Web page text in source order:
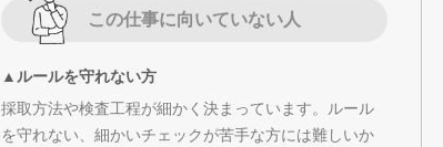
この仕事に向いていない人
▲ルールを守れない方
採取方法や検査工程が細かく決まっています。ルール
を守れない、細かいチェックが苦手な方には難しいか